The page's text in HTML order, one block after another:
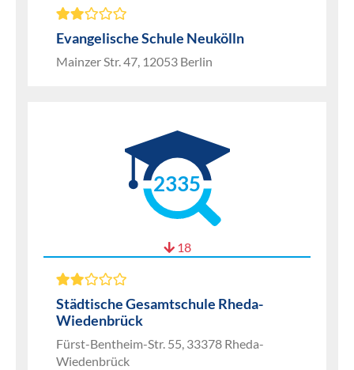
Evangelische Schule Neukölln
Mainzer Str. 47, 12053 Berlin
2335
18
Städtische Gesamtschule Rheda-
Wiedenbrück
Fürst-Bentheim-Str. 55, 33378 Rheda-
Wiedenbrück